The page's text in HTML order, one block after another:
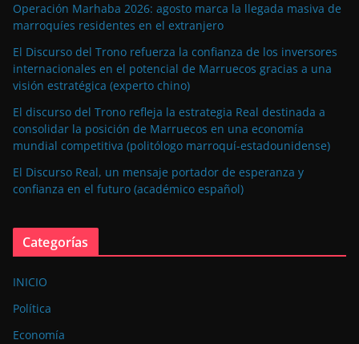
Operación Marhaba 2026: agosto marca la llegada masiva de
marroquíes residentes en el extranjero
El Discurso del Trono refuerza la confianza de los inversores
internacionales en el potencial de Marruecos gracias a una
visión estratégica (experto chino)
El discurso del Trono refleja la estrategia Real destinada a
consolidar la posición de Marruecos en una economía
mundial competitiva (politólogo marroquí-estadounidense)
El Discurso Real, un mensaje portador de esperanza y
confianza en el futuro (académico español)
Categorías
INICIO
Política
Economía